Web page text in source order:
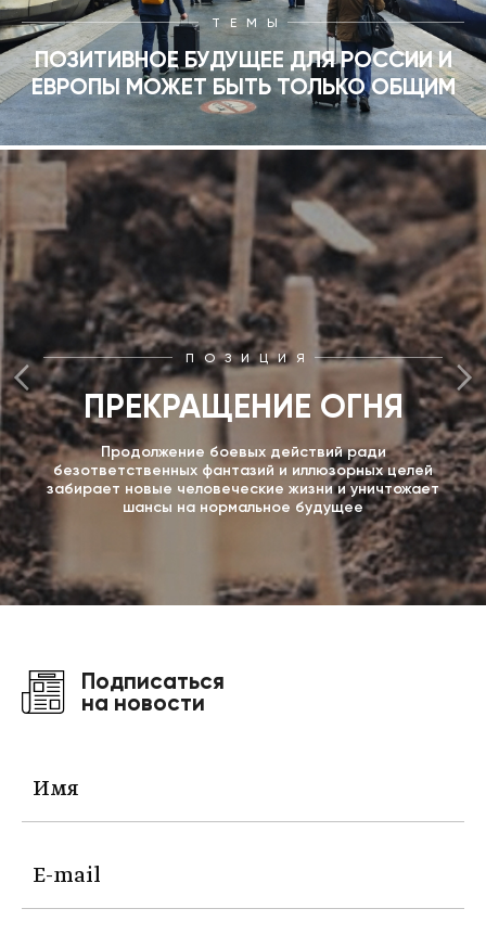
ТЕМЫ
ПОЗИТИВНОЕ БУДУЩЕЕ ДЛЯ РОССИИ И
ЕВРОПЫ МОЖЕТ БЫТЬ ТОЛЬКО ОБЩИМ
ПОЗИЦИЯ
ПРЕКРАЩЕНИЕ ОГНЯ
Продолжение боевых действий ради
безответственных фантазий и иллюзорных целей
забирает новые человеческие жизни и уничтожает
шансы на нормальное будущее
Подписаться
на новости